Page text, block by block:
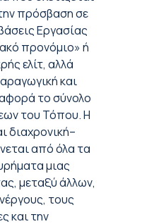
πρόσβαση σε
Εργασίας
προνόμιο» ή
ελίτ, αλλά
και
το σύνολο
του Τόπου. Η
διαχρονική–
από όλα τα
μιας
μεταξύ άλλων,
τους
και την